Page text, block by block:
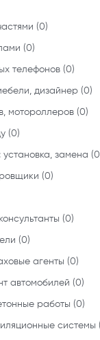
(0)
(0)
телефонов (0)
дизайнер (0)
мотороллеров (0)
(0)
замена
(0)
(0)
(0)
агенты (0)
автомобилей (0)
работы (0)
системы